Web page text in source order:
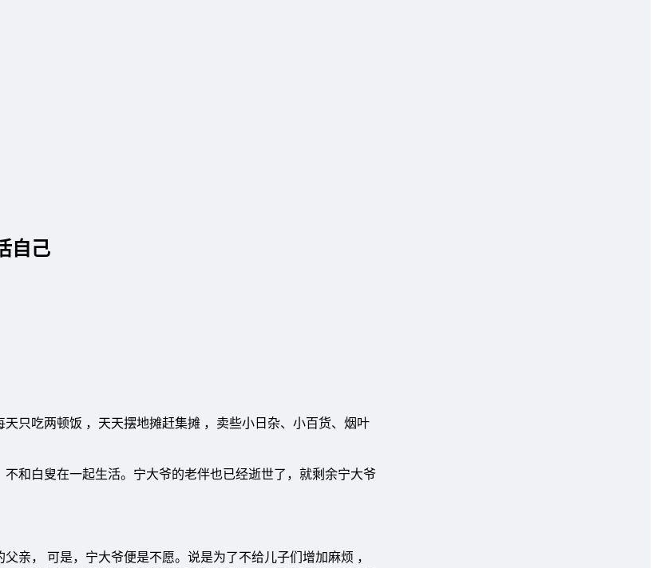
自己
只吃两顿饭 ，天天摆地摊赶集摊 ，卖些小日杂、小百货、烟叶
和白叟在一起生活。宁大爷的老伴也已经逝世了，就剩余宁大爷
亲， 可是，宁大爷便是不愿。说是为了不给儿子们增加麻烦 ，